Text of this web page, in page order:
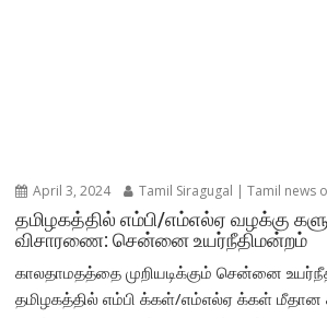
April 3, 2024 Tamil Siragugal | Tamil news
தமிழகத்தில் எம்பி/எம்எல்ஏ வழக்கு
விசாரணை: சென்னை உயர்நீதிமன்றம்
காலதாமதத்தை முறியடிக்கும் சென்னை
தமிழகத்தில் எம்பி க்கள்/எம்எல்ஏ க்கள் மீதான